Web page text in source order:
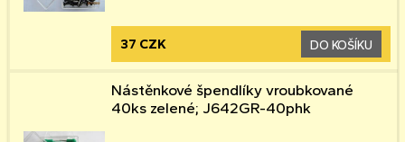
37 CZK DO KOŠÍKU
Nástěnkové špendlíky vroubkované
40ks zelené; J642GR-40phk